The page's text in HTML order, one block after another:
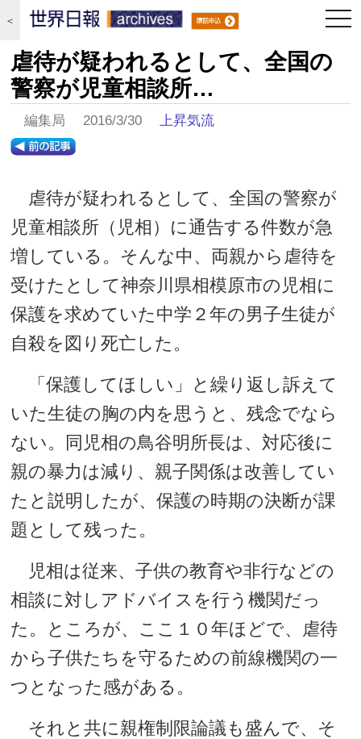
＜
虐待が疑われるとして、全国の
警察が児童相談所…
編集局 2016/3/30上昇気流
虐待が疑われるとして、全国の警察が
児童相談所（児相）に通告する件数が急
増している。そんな中、両親から虐待を
受けたとして神奈川県相模原市の児相に
保護を求めていた中学２年の男子生徒が
自殺を図り死亡した。
「保護してほしい」と繰り返し訴えて
いた生徒の胸の内を思うと、残念でなら
ない。同児相の鳥谷明所長は、対応後に
親の暴力は減り、親子関係は改善してい
たと説明したが、保護の時期の決断が課
題として残った。
児相は従来、子供の教育や非行などの
相談に対しアドバイスを行う機関だっ
た。ところが、ここ１０年ほどで、虐待
から子供たちを守るための前線機関の一
つとなった感がある。
それと共に親権制限論議も盛んで、そ